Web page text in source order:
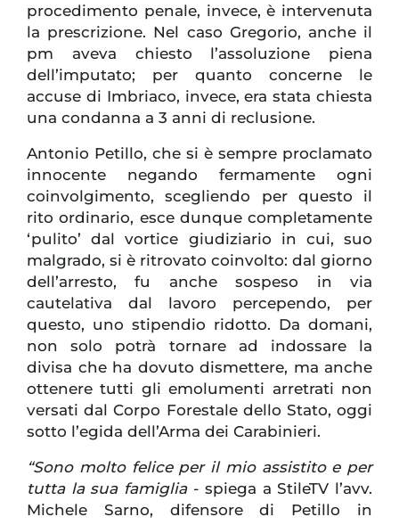
procedimento penale, invece, è intervenuta
la prescrizione. Nel caso Gregorio, anche il
pm aveva chiesto l’assoluzione piena
dell’imputato; per quanto concerne le
accuse di Imbriaco, invece, era stata chiesta
una condanna a 3 anni di reclusione.
Antonio Petillo, che si è sempre proclamato
innocente negando fermamente ogni
coinvolgimento, scegliendo per questo il
rito ordinario, esce dunque completamente
‘pulito’ dal vortice giudiziario in cui, suo
malgrado, si è ritrovato coinvolto: dal giorno
dell’arresto, fu anche sospeso in via
cautelativa dal lavoro percependo, per
questo, uno stipendio ridotto. Da domani,
non solo potrà tornare ad indossare la
divisa che ha dovuto dismettere, ma anche
ottenere tutti gli emolumenti arretrati non
versati dal Corpo Forestale dello Stato, oggi
sotto l’egida dell’Arma dei Carabinieri.
“Sono molto felice per il mio assistito e per
tutta la sua famiglia- spiega a StileTV l’avv.
Michele Sarno, difensore di Petillo in